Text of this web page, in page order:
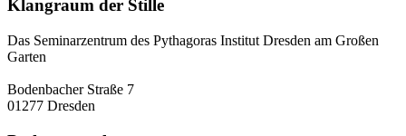
Klangraum der Stille
Das Seminarzentrum des Pythagoras Institut Dresden am Großen
Garten
Bodenbacher Straße 7
01277 Dresden